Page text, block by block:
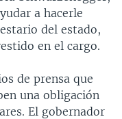
a hacerle
del estado,
en el cargo.
de prensa que
una obligación
El gobernador